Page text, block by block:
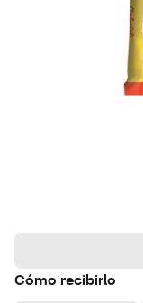
Cómo recibirlo